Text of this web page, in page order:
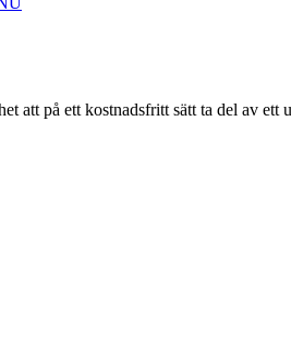
på ett kostnadsfritt sätt ta del av ett